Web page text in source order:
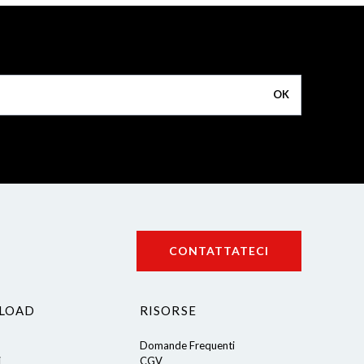
OK
CONTATTATECI
RISORSE
Domande Frequenti
CGV